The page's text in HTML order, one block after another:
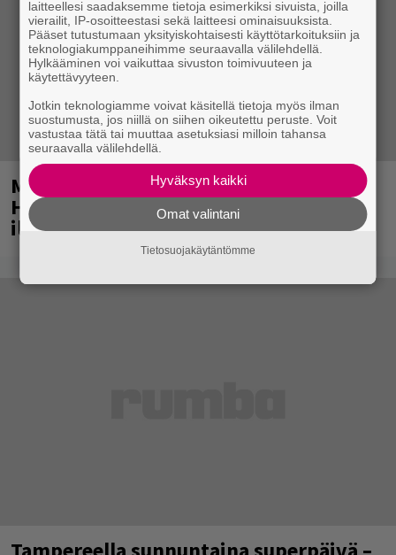
Mainio ohjelmatoimisto juhlii
Helsingissä 10-vuotista taivaltaan –
ilmaistapahtumassa loistoesiintyjät
laitteellesi saadaksemme tietoja esimerkiksi sivuista, joilla
vierailit, IP-osoitteestasi sekä laitteesi ominaisuuksista.
Pääset tutustumaan yksityiskohtaisesti käyttötarkoituksiin ja
teknologiakumppaneihimme seuraavalla välilehdellä.
Hylkääminen voi vaikuttaa sivuston toimivuuteen ja
käytettävyyteen.
Jotkin teknologiamme voivat käsitellä tietoja myös ilman
suostumusta, jos niillä on siihen oikeutettu peruste. Voit
vastustaa tätä tai muuttaa asetuksiasi milloin tahansa
seuraavalla välilehdellä.
Hyväksyn kaikki
Omat valintani
Tietosuojakäytäntömme